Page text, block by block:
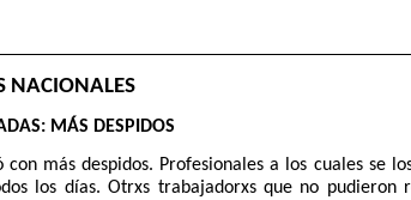
NACIONALES
MÁS DESPIDOS
con más despidos. Profesionales a los cuales se
los días. Otrxs trabajadorxs que no pudieron